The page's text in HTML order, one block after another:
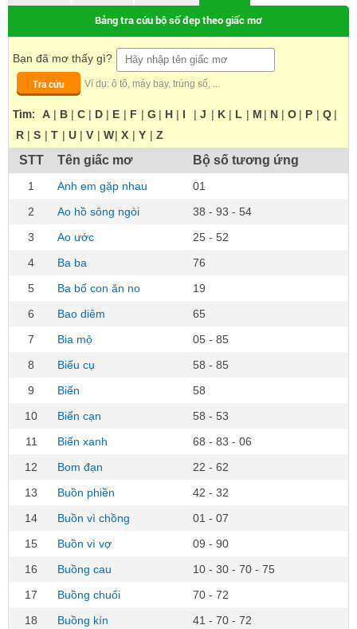
Bảng tra cứu bộ số đẹp theo giấc mơ
Bạn đã mơ thấy gì?
Tra cứu
Ví dụ: ô tô, máy bay, trúng số, ...
Tìm: A | B | C | D | E | F | G | H | I | J | K | L | M | N | O | P | Q |
R | S | T | U | V | W| X | Y | Z
STT Tên giấc mơ Bộ số tương ứng
1 Anh em gặp nhau
01
2
Ao hồ sông ngòi
38 - 93 - 54
3
Ao ước
25 - 52
4
Ba ba
76
5
Ba bố con ăn no
19
6
Bao diêm
65
7
Bia mộ
05 - 85
8
Biếu cụ
58 - 85
9
Biển
58
10
Biển cạn
58 - 53
11
Biển xanh
68 - 83 - 06
12
Bom đạn
22 - 62
13
Buồn phiền
42 - 32
14
Buồn vì chồng
01 - 07
15
Buồn vì vợ
09 - 90
16
Buồng cau
10 - 30 - 70 - 75
17
Buồng chuối
70 - 72
18
Buồng kín
41 - 70 - 72